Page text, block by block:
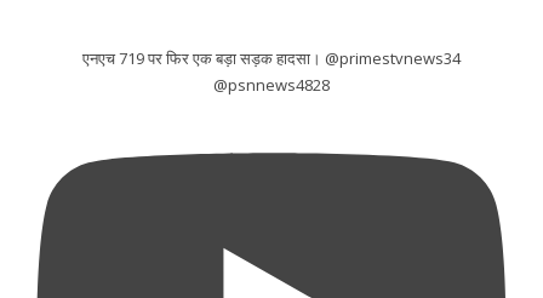
एनएच 719 पर फिर एक बड़ा सड़क हादसा। @primestvnews34
@psnnews4828